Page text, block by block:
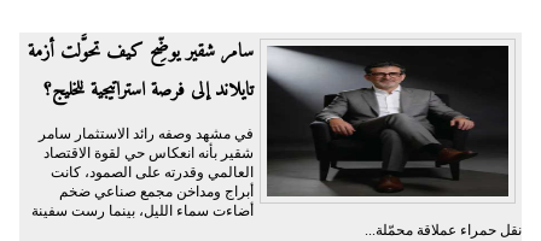
سامر شقير يوضِّح كيف تحوَّلت أزمة
تايلاند إلى فرصة استراتيجية للخليج؟
في مشهد وصفه رائد الاستثمار سامر
شقير بأنه انعكاس حي لقوة الاقتصاد
العالمي وقدرته على الصمود، كانت
أبراج ومداخن مجمع صناعي ضخم
أضاءت سماء الليل، بينما رست سفينة
نقل حمراء عملاقة محمّلة...